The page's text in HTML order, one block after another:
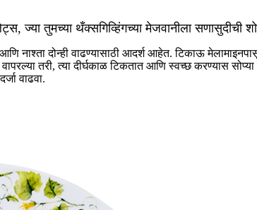
ज्या तुमच्या थँक्सगिव्हिंगच्या मेजवानीला सणासुदीची
नाश्ता दोन्ही वाढण्यासाठी आदर्श आहेत. टिकाऊ
तरी, त्या दीर्घकाळ टिकतात आणि स्वच्छ करण्यास
वाढवा.